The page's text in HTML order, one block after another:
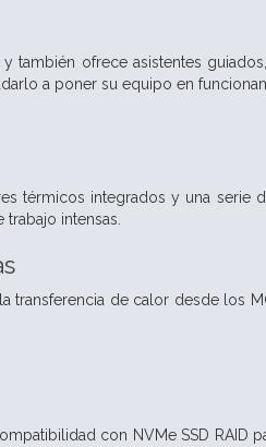
también ofrece asistentes
a poner su equipo en
térmicos integrados y una serie
intensas.
transferencia de calor desde los
con NVMe SSD RAID